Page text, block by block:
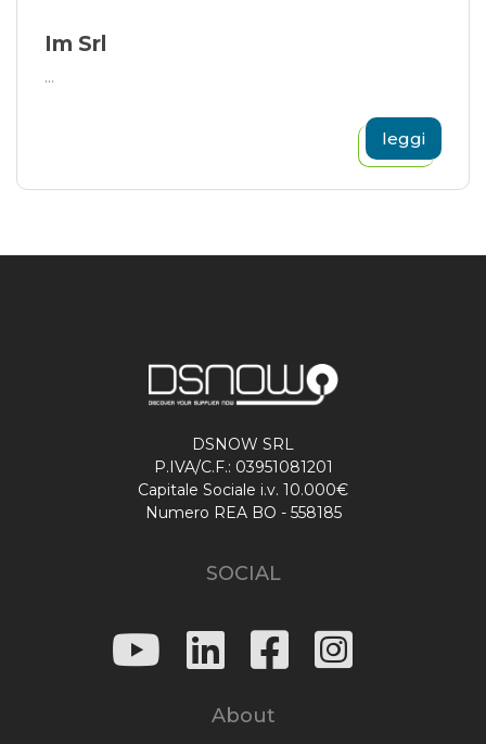
Im Srl
...
leggi
DSNOW SRL
P.IVA/C.F.: 03951081201
Capitale Sociale i.v. 10.000€
Numero REA BO - 558185
SOCIAL
About